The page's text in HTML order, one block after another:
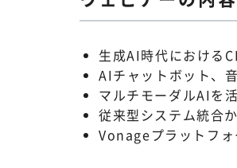
生成AI時代における
AIチャットボット、
マルチモーダルAIを
従来型システム統合
Vonageプラットフ